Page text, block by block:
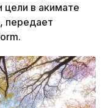
цели в акимате
передает